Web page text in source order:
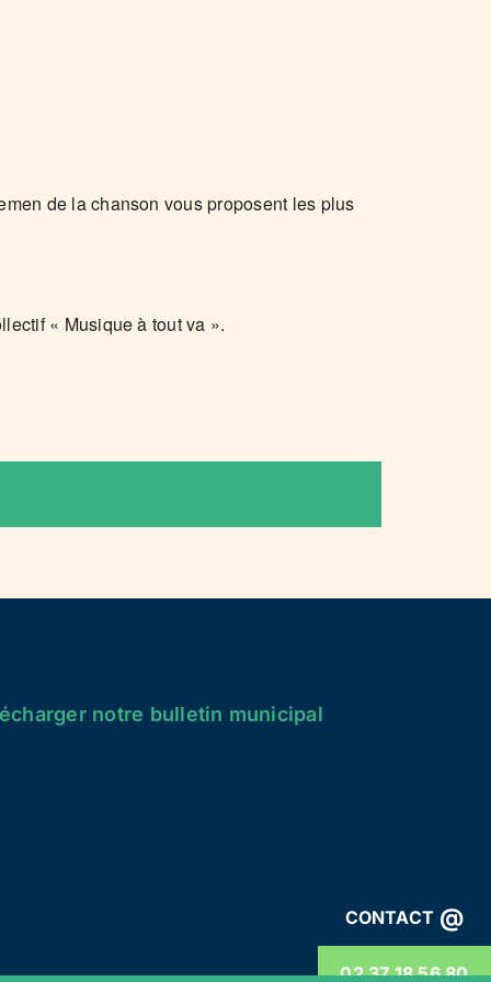
CONTACT @
02 37 18 56 80
de la chanson vous proposent les plus
« Musique à tout va ».
notre bulletin municipal